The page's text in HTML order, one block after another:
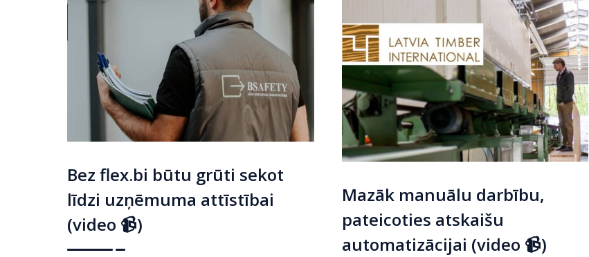
Bez flex.bi būtu grūti sekot
līdzi uzņēmuma attīstībai
(video 📹)
Mazāk manuālu darbību,
pateicoties atskaišu
automatizācijai (video 📹)